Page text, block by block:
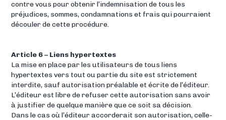
contre vous pour obtenir l’indemnisation de tous les
préjudices, sommes, condamnations et frais qui pourraient
découler de cette procédure.
Article 6 – Liens hypertextes
La mise en place par les utilisateurs de tous liens
hypertextes vers tout ou partie du site est strictement
interdite, sauf autorisation préalable et écrite de l’éditeur.
L’éditeur est libre de refuser cette autorisation sans avoir
à justifier de quelque manière que ce soit sa décision.
Dans le cas où l’éditeur accorderait son autorisation, celle-